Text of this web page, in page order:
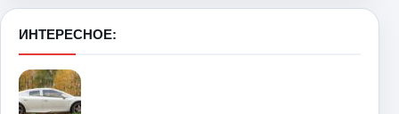
ИНТЕРЕСНОЕ: